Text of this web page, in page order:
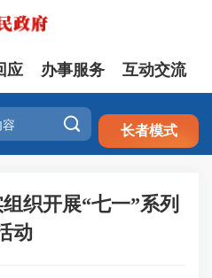
注册 登录
应 办事服务 互动交流
 长者模式
织开展“七一”系列
动